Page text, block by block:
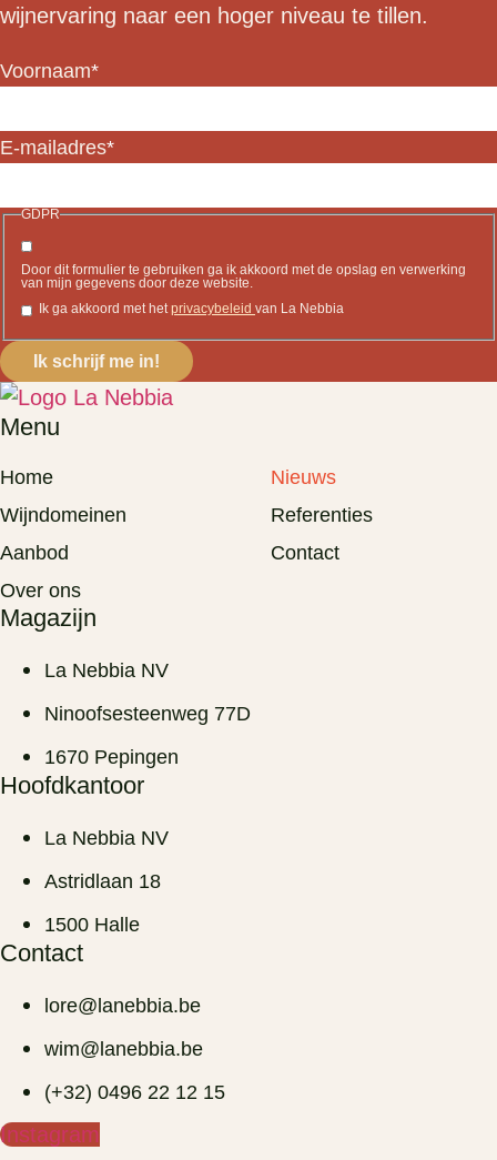
wijnervaring naar een hoger niveau te tillen.
Voornaam*
E-mailadres*
GDPR
Door dit formulier te gebruiken ga ik akkoord met de opslag en verwerking
van mijn gegevens door deze website.
Ik ga akkoord met hetprivacybeleid van La Nebbia
Menu
Home
Wijndomeinen
Aanbod
Over ons
Nieuws
Referenties
Contact
Magazijn
La Nebbia NV
Ninoofsesteenweg 77D
1670 Pepingen
Hoofdkantoor
La Nebbia NV
Astridlaan 18
1500 Halle
Contact
lore@lanebbia.be
wim@lanebbia.be
(+32) 0496 22 12 15‬
Instagram